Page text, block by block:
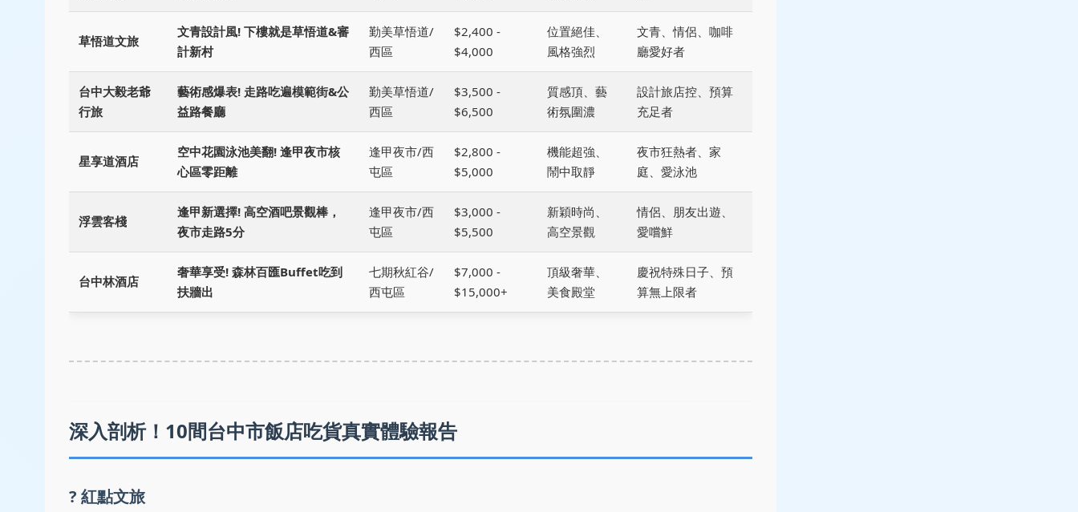
草悟道文旅
文青設計風! 下樓就是草悟道&審
計新村
勤美草悟道/
西區
$2,400 -
$4,000
位置絕佳、
風格強烈
文青、情侶、咖啡
廳愛好者
台中大毅老爺
行旅
藝術感爆表! 走路吃遍模範街&公
益路餐廳
勤美草悟道/
西區
$3,500 -
$6,500
質感頂、藝
術氛圍濃
設計旅店控、預算
充足者
星享道酒店
空中花園泳池美翻! 逢甲夜市核
心區零距離
逢甲夜市/西
屯區
$2,800 -
$5,000
機能超強、
鬧中取靜
夜市狂熱者、家
庭、愛泳池
浮雲客棧
逢甲新選擇! 高空酒吧景觀棒，
夜市走路5分
逢甲夜市/西
屯區
$3,000 -
$5,500
新穎時尚、
高空景觀
情侶、朋友出遊、
愛嚐鮮
台中林酒店
奢華享受! 森林百匯Buffet吃到
扶牆出
七期秋紅谷/
西屯區
$7,000 -
$15,000+
頂級奢華、
美食殿堂
慶祝特殊日子、預
算無上限者
深入剖析！10間台中市飯店吃貨真實體驗報告
? 紅點文旅